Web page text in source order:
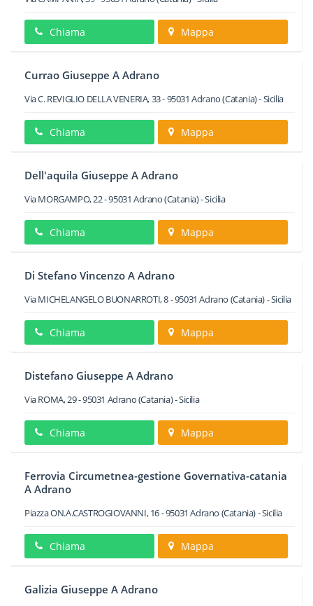
Chiama Mappa
Currao Giuseppe A Adrano
Via C. REVIGLIO DELLA VENERIA, 33-95031 Adrano(Catania) -Sicilia
Chiama Mappa
Dell'aquila Giuseppe A Adrano
Via MORGAMPO, 22-95031 Adrano(Catania) -Sicilia
Chiama Mappa
Di Stefano Vincenzo A Adrano
Via MICHELANGELO BUONARROTI, 8-95031 Adrano (Catania) -Sicilia
Chiama Mappa
Distefano Giuseppe A Adrano
Via ROMA, 29-95031 Adrano(Catania) -Sicilia
Chiama Mappa
Ferrovia Circumetnea-gestione Governativa-catania
A Adrano
Piazza ON.A.CASTROGIOVANNI, 16-95031 Adrano (Catania) -Sicilia
Chiama Mappa
Galizia Giuseppe A Adrano